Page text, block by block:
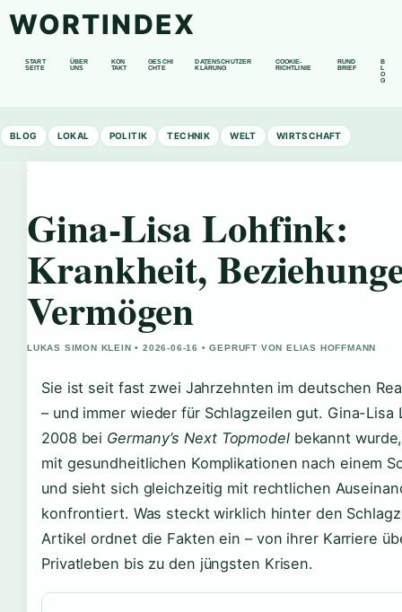
WORTINDEX
START
SEITE
ÜBER
UNS
KON
TAKT
GESCHI
CHTE
DATENSCHUTZER
KLÄRUNG
COOKIE-
RICHTLINIE
RUND
BRIEF
B
O
G
BLOG LOKAL POLITIK TECHNIK WELT WIRTSCHAFT
Gina-Lisa Lohfink:
Krankheit,
Vermögen
LUKAS SIMON KLEIN • 2026-06-16 • GEPRUFT VON ELIAS HOFFMANN
Sie ist seit fast zwei Jahrzehnten im deutschen
– und immer wieder für Schlagzeilen gut. Gina-Lisa
2008 bei Germany’s Next Topmodelbekannt
mit gesundheitlichen Komplikationen nach einem
und sieht sich gleichzeitig mit rechtlichen
konfrontiert. Was steckt wirklich hinter den
Artikel ordnet die Fakten ein – von ihrer Karriere
Privatleben bis zu den jüngsten Krisen.